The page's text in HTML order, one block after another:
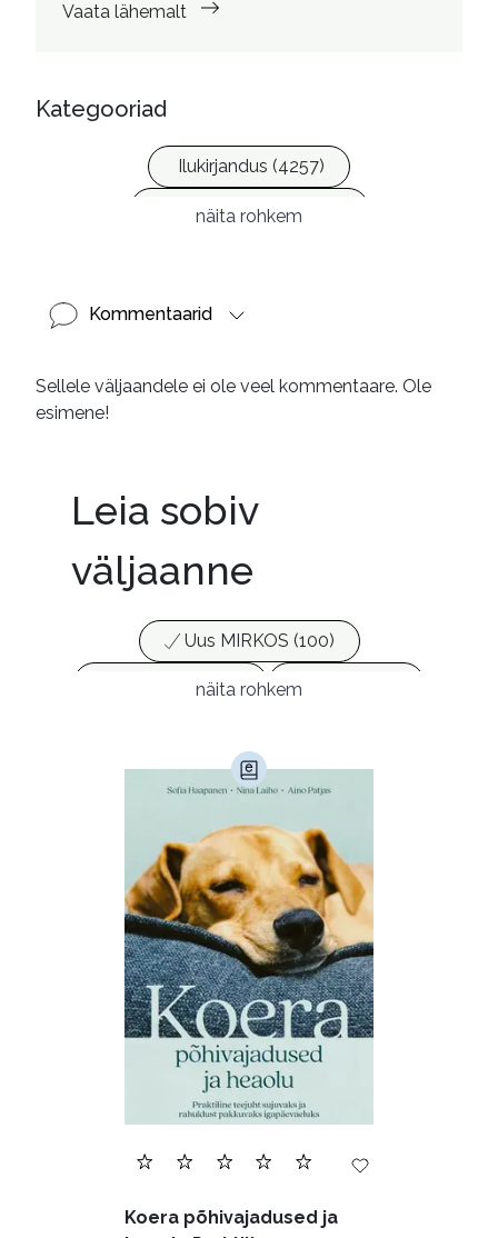
Vaata lähemalt
Kategooriad
Ilukirjandus (4257)
Krimi ja põnevik (1286)
näita rohkem
Kommentaarid
Sellele väljaandele ei ole veel kommentaare. Ole
esimene!
Leia sobiv
väljaanne
Uus MIRKOS (100)
Populaarsed (25)
Ajakirjad (17)
Armastusromaanid (292)
Biograafiad (228)
Eesti kirjandus (1773)
Ettevõtlus (30)
Filoloogia (121)
Filosoofia (146)
Geograafia (65)
Haridus (20)
Ilukirjandus (4257)
Krimi ja põnevik (1286)
näita rohkem
Koera põhivajadused ja